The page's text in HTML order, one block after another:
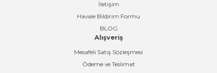
İletişim
Havale Bildirim Formu
BLOG
Alışveriş
Mesafeli Satış Sözleşmesi
Ödeme ve Teslimat